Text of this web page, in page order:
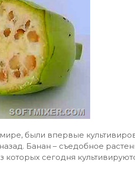
были впервые
Банан – съедобное
сегодня